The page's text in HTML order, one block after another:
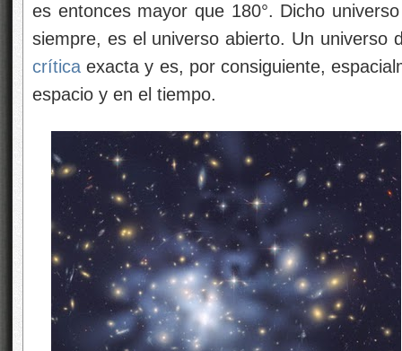
es entonces mayor que 180°. Dicho
siempre, es el universo abierto. Un universo
crítica exacta y es, por consiguiente,
espacio y en el tiempo.